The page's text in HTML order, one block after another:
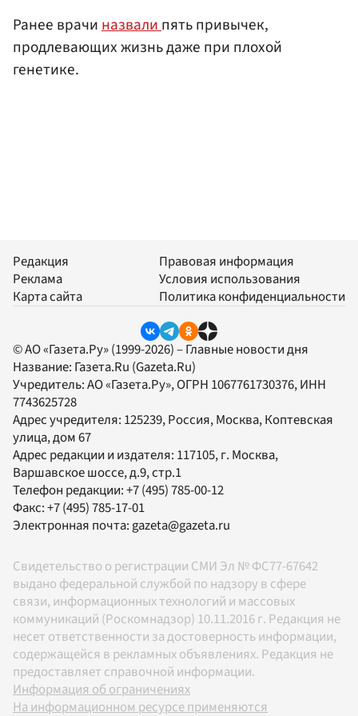
Ранее врачиназвалипять привычек,
продлевающих жизнь даже при плохой
генетике.
Редакция
Реклама
Карта сайта
Правовая информация
Условия использования
Политика конфиденциальности
© АО «Газета.Ру» (1999-2026) – Главные новости дня
Название: Газета.Ru (Gazeta.Ru)
Учредитель:АО «Газета.Ру», ОГРН 1067761730376, ИНН
7743625728
Адрес учредителя: 125239, Россия, Москва, Коптевская
улица, дом 67
Адрес редакции и издателя: 117105, г. Москва,
Варшавское шоссе, д.9, стр.1
Телефон редакции:+7 (495) 785-00-12
Факс:+7 (495) 785-17-01
Электронная почта:gazeta@gazeta.ru
Свидетельство о регистрации СМИ Эл № ФС77-67642
выдано федеральной службой по надзору в сфере
связи, информационных технологий и массовых
коммуникаций (Роскомнадзор) 10.11.2016 г. Редакция не
несет ответственности за достоверность информации,
содержащейся в рекламных объявлениях. Редакция не
предоставляет справочной информации.
Информация об ограничениях
На информационном ресурсе применяются